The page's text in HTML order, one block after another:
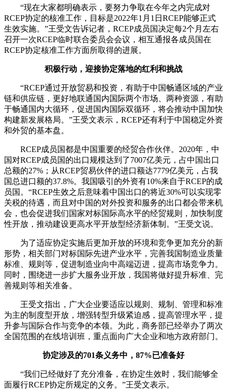
“现在大家都明确表示，要努力争取在今年之内完成对
RCEP协定的核准工作，目标是2022年1月1日RCEP能够正式
生效实施。”王受文告诉记者，RCEP成员国决定每2个月左右
召开一次RCEP临时联合委员会会议，相互通报各成员国在
RCEP协定核准工作方面所取得的进展。
积极行动，迎接协定落地的红利和挑战
“RCEP通过开放贸易和投资，有助于中国畅通区域的产业
链和供应链，更好地联通国内国际两个市场、两种资源，有助
于畅通国内大循环，促进国内国际双循环，将会推动中国加快
构建新发展格局。”王受文表示，RCEP还有利于中国稳定外资
和外贸的基本盘。
RCEP成员国都是中国重要的经贸合作伙伴。2020年，中
国对RCEP成员国的出口规模达到了7007亿美元，占中国出口
总额的27%；从RCEP贸易伙伴的进口额达7779亿美元，占我
国总进口额的37.8%。我国吸引的外资有10%来自于RCEP的成
员国。“RCEP生效之后意味着中国出口的将近30%可以实现零
关税的待遇，而且对中国的对外投资和服务的出口都会带来机
会，也会促进我们国家对标国际高水平的经贸规则，加快制度
性开放，推动建设更高水平开放型经济新体制。”王受文说。
为了适应协定实施后更加开放的环境和竞争更加充分的新
形势，相关部门对标国际先进产业水平，完善我国制造业质量
标准、规则等，促进制造业向中高端迈进，提高市场竞争力。
同时，围绕进一步扩大服务业开放，我国将做好提升标准、完
善规则等相关准备。
王受文指出，广大企业要适应以规则、规制、管理和标准
为主的制度型开放，增强转型升级紧迫感，提高管理水平，提
升参与国际合作与竞争的本领。为此，商务部已经举办了两次
全国范围的在线培训班，重点面向广大企业和地方政府部门。
协定涉及的701条义务中，87%已准备好
“我们已经做好了充分准备，在协定生效时，我们能够全
面履行RCEP协定所规定的义务。”王受文表示。